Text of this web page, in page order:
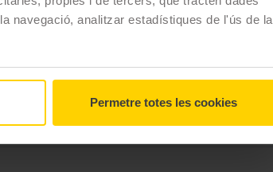
navegació, analitzar estadístiques de l'ús de la
Permetre totes les cookies
WINTER